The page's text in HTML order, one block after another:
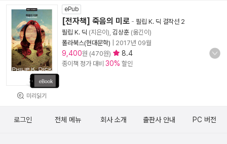
미리읽기
ePub
[전자책] 죽음의 미로 - 필립 K. 딕 걸작선 2
필립 K. 딕 (지은이), 김상훈 (옮긴이)
폴라북스(현대문학)
2017년 09월
9,400원 (470원) 8.4
종이책 정가 대비 30% 할인
로그인 전체 메뉴 회사 소개 출판사 안내 PC 버전